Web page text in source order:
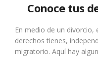
Conoce tus
En medio de un divorcio,
derechos tienes,
migratorio. Aquí hay